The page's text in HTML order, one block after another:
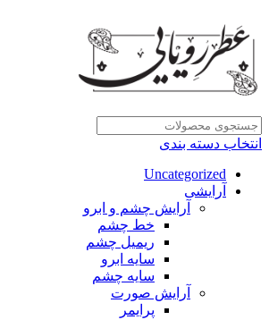
انتخاب دسته بندی
Uncategorized
آرایشی
آرایش چشم و ابرو
خط چشم
ریمیل چشم
سایه ابرو
سایه چشم
آرایش صورت
پرایمر